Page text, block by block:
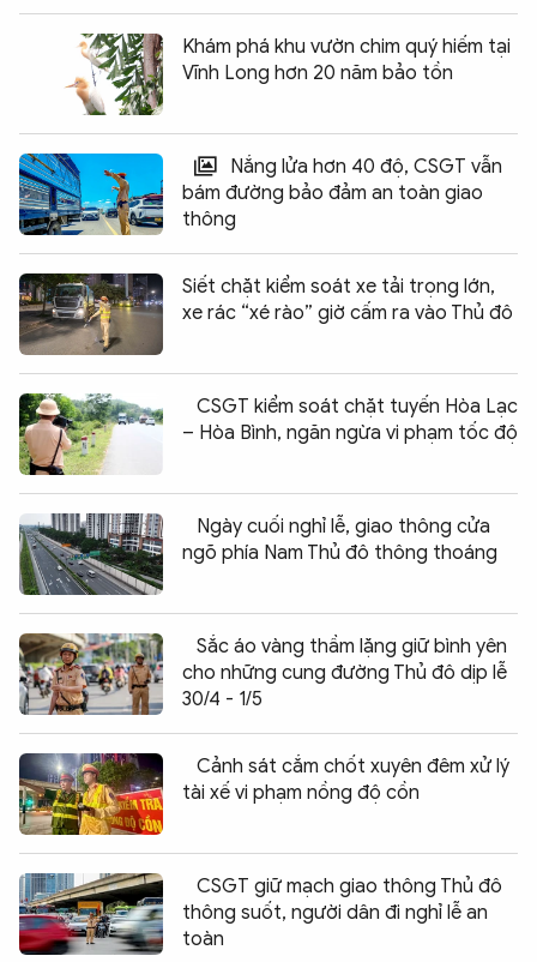
Khám phá khu vườn chim quý hiếm tại
Vĩnh Long hơn 20 năm bảo tồn
Nắng lửa hơn 40 độ, CSGT vẫn
bám đường bảo đảm an toàn giao
thông
Siết chặt kiểm soát xe tải trọng lớn,
xe rác “xé rào” giờ cấm ra vào Thủ đô
CSGT kiểm soát chặt tuyến Hòa Lạc
– Hòa Bình, ngăn ngừa vi phạm tốc độ
Ngày cuối nghỉ lễ, giao thông cửa
ngõ phía Nam Thủ đô thông thoáng
Sắc áo vàng thầm lặng giữ bình yên
cho những cung đường Thủ đô dịp lễ
30/4 - 1/5
Cảnh sát cắm chốt xuyên đêm xử lý
tài xế vi phạm nồng độ cồn
CSGT giữ mạch giao thông Thủ đô
thông suốt, người dân đi nghỉ lễ an
toàn